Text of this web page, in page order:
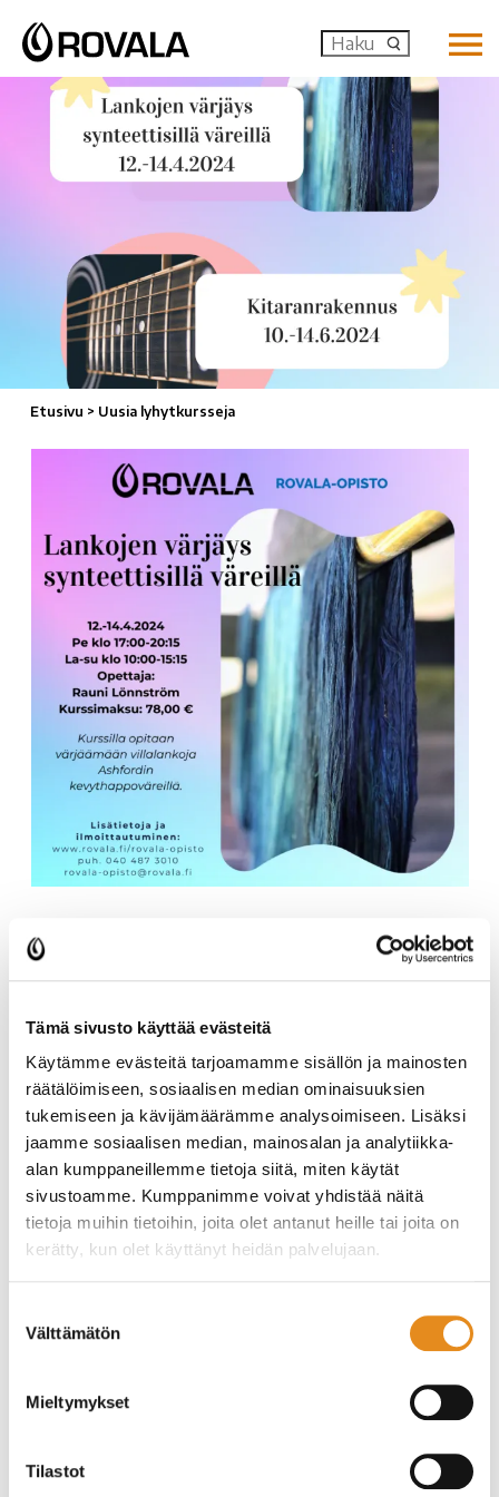
Tämä sivusto käyttää evästeitä
Käytämme evästeitä tarjoamamme sisällön ja mainosten
räätälöimiseen, sosiaalisen median ominaisuuksien
tukemiseen ja kävijämäärämme analysoimiseen. Lisäksi
jaamme sosiaalisen median, mainosalan ja analytiikka-
alan kumppaneillemme tietoja siitä, miten käytät
sivustoamme. Kumppanimme voivat yhdistää näitä
tietoja muihin tietoihin, joita olet antanut heille tai joita on
kerätty, kun olet käyttänyt heidän palvelujaan.
valinta
Välttämätön
Mieltymykset
Tilastot
Etusivu > Uusia lyhytkursseja
Uusia lyhytkursseja!
Uutta Rovala-Opistossa: